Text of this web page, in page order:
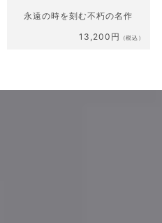
永遠の時を刻む不朽の名作
13,200円
（税込）